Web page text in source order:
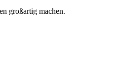
großartig machen.